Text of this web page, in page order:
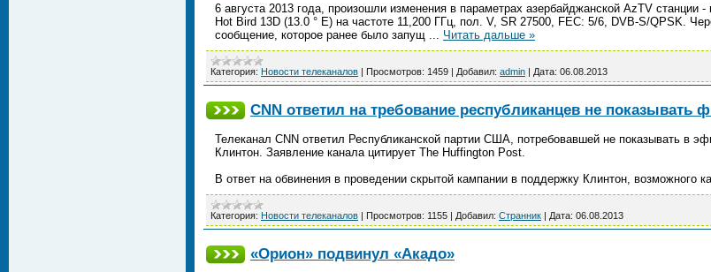
6 августа 2013 года, произошли изменения в параметрах азербайджанской AzTV
Hot Bird 13D (13.0 ° E) на частоте 11,200 ГГц, пол. V, SR 27500, FEC: 5/6, DVB-S/QPSK.
сообщение, которое ранее было запущ ... Читать дальше »
Категория: Новости телеканалов | Просмотров: 1459 | Добавил: admin | Дата: 06.08.2013
CNN ответил на требование республиканцев не
Телеканал CNN ответил Республиканской партии США, потребовавшей не показывать в
Клинтон. Заявление канала цитирует The Huffington Post.
В ответ на обвинения в проведении скрытой кампании в поддержку Клинтон, возможного
Категория: Новости телеканалов | Просмотров: 1155 | Добавил: Странник | Дата: 06.08.2013
«Орион» подвинул «Акадо»